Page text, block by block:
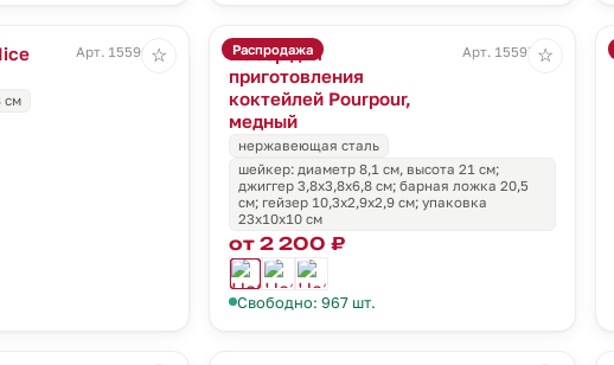
Арт. 15596.30
см
☆ Распродажа
Набор для
приготовления
коктейлей Pourpour,
медный
Арт. 15597.00
нержавеющая сталь
шейкер: диаметр 8,1 см, высота 21 см;
джиггер 3,8х3,8х6,8 см; барная ложка 20,5
см; гейзер 10,3х2,9х2,9 см; упаковка
23х10х10 см
от 2 200 ₽
Свободно: 967 шт.
☆